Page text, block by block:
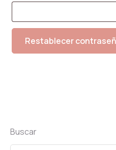
Restablecer
Buscar